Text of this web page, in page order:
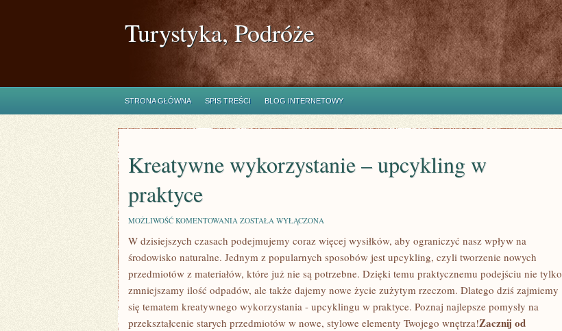
Turystyka, Podróże
STRONA GŁÓWNA SPIS TREŚCI BLOG INTERNETOWY
Kreatywne wykorzystanie – upcykling w
praktyce
MOŻLIWOŚĆ KOMENTOWANIA KREATYWNE
–
UPCYKLING
W
PRAKTYCE
ZOSTAŁA WYŁĄCZONA
W⁢ dzisiejszych czasach podejmujemy ⁤coraz więcej ‍wysiłków, aby ⁢ograniczyć ⁣nasz wpływ ⁤na
środowisko‌ naturalne. Jednym ⁤z popularnych sposobów jest upcykling, czyli⁤ tworzenie nowych
przedmiotów ⁣z materiałów, które​ już⁢ nie są potrzebne.‌ Dzięki ⁣temu praktycznemu podejściu nie ‍tylko
zmniejszamy ilość‌ odpadów, ale‌ także dajemy ⁣nowe życie zużytym ⁣rzeczom. Dlatego ‌dziś zajmiemy
się tematem kreatywnego wykorzystania -​ upcyklingu​ w praktyce. ‌Poznaj najlepsze⁤ pomysły na
przekształcenie starych przedmiotów‌ w ‍nowe, stylowe elementy Twojego wnętrza!Zacznij od⁢